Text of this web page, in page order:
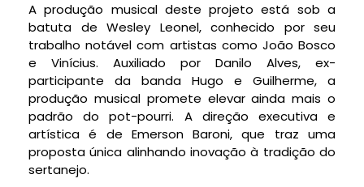
A produção musical deste projeto está sob a
batuta de Wesley Leonel, conhecido por seu
trabalho notável com artistas como João Bosco
e Vinícius. Auxiliado por Danilo Alves, ex-
participante da banda Hugo e Guilherme, a
produção musical promete elevar ainda mais o
padrão do pot-pourri. A direção executiva e
artística é de Emerson Baroni, que traz uma
proposta única alinhando inovação à tradição do
sertanejo.